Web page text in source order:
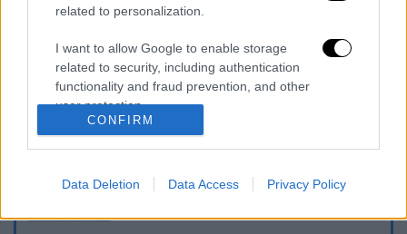
related to personalization.
I want to allow Google to enable storage
related to security, including authentication
functionality and fraud prevention, and other
user protection.
CONFIRM
Data Deletion Data Access Privacy Policy
O στρατηγός ήταν σχιζοφρενής, εμμονικός,
πλησίαζε τα 75 όταν τον αντάμωσε η δόξα –
Εκείνος που άλλαξε την πορεία της
Ιστορίας!
Ελισάβετ Κωνσταντινίδου στο ethnos.gr:
«Κάθε πόλεμος είναι ένας εμφύλιος, όλοι
είμαστε αδέλφια»
bar για τον θάνατο του 4χρονου στην Πάρο -